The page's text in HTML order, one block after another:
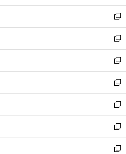
開
く
ウ
で
開
く
ン
ド
ウ
で
開
く
新
し
い
ウ
ィ
ン
ド
ウ
で
開
く
新
し
い
ウ
ィ
ン
ド
ウ
で
開
く
新
し
い
ウ
ィ
ン
ド
ウ
で
新
し
い
ウ
ィ
ン
ド
新
し
い
ウ
ィ
新
し
い
新